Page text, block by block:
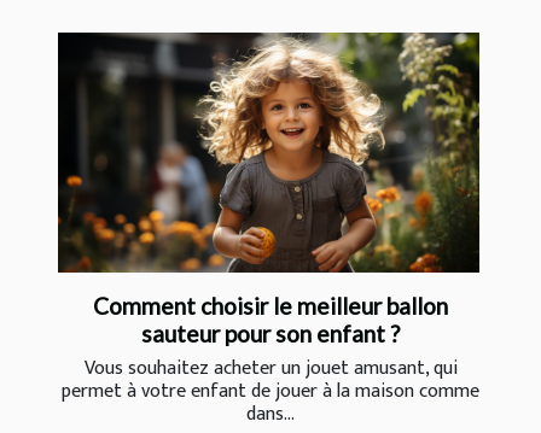
Comment choisir le meilleur ballon
sauteur pour son enfant ?
Vous souhaitez acheter un jouet amusant, qui
permet à votre enfant de jouer à la maison comme
dans...